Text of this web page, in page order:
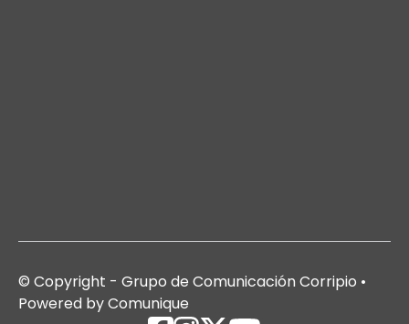
© Copyright - Grupo de Comunicación Corripio •
Powered by Comunique